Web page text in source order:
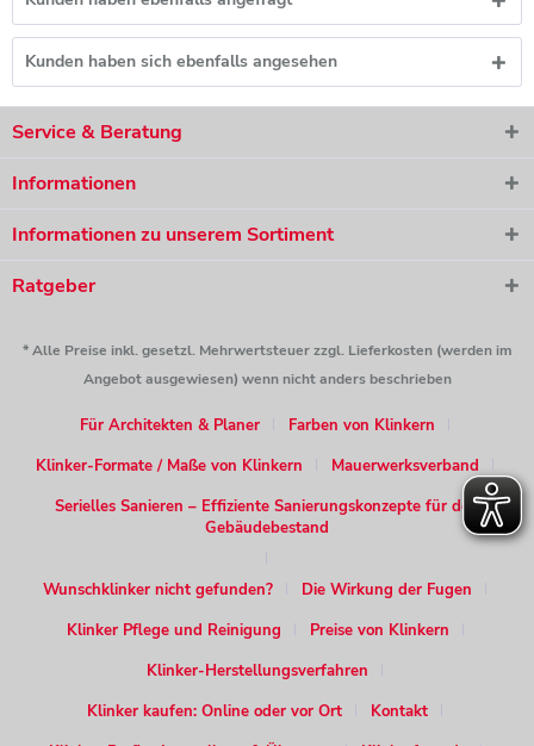
Kunden haben sich ebenfalls angesehen
Service & Beratung
Informationen
Informationen zu unserem Sortiment
Ratgeber
* Alle Preise inkl. gesetzl. Mehrwertsteuer zzgl. Lieferkosten (werden im
Angebot ausgewiesen) wenn nicht anders beschrieben
Für Architekten & Planer
Farben von Klinkern
Klinker-Formate / Maße von Klinkern
Mauerwerksverband
Serielles Sanieren – Effiziente Sanierungskonzepte für den
Gebäudebestand
Wunschklinker nicht gefunden?
Die Wirkung der Fugen
Klinker Pflege und Reinigung
Preise von Klinkern
Klinker-Herstellungsverfahren
Klinker kaufen: Online oder vor Ort
Kontakt